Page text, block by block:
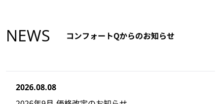
NEWS コンフォートQからのお知らせ
2026.08.08